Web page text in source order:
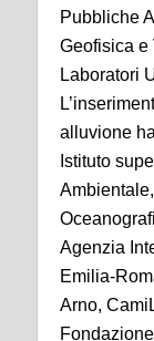
Pubbliche
Geofisica e
Laboratori
alluvione
Istituto
Agenzia
Emilia-
Arno,